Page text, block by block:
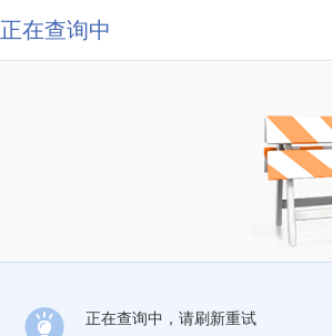
正在查询中
正在查询中，请刷新重试